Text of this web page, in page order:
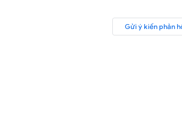
Gửi ý kiến phản